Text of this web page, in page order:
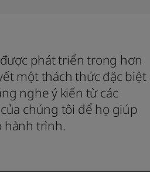
được phát triển trong hơn
một thách thức đặc biệt
nghe ý kiến từ các
chúng tôi để họ giúp
hành trình.